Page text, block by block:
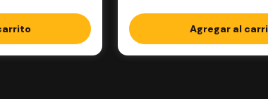
Agregar al